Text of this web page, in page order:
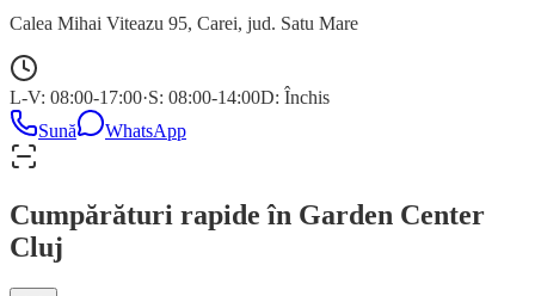
Calea Mihai Viteazu 95, Carei, jud. Satu Mare
L-V: 08:00-17:00·S: 08:00-14:00D: Închis
Sună
WhatsApp
Cumpărături rapide în Garden Center
Cluj